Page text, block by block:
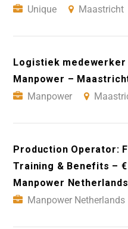
Unique
Maastricht
Logistiek medewerker
Manpower –
Manpower
Production Operator:
Training & Benefits –
Manpower
Manpower Netherlands